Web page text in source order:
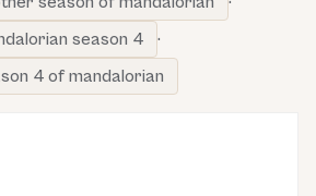
season 4
·
4 of mandalorian